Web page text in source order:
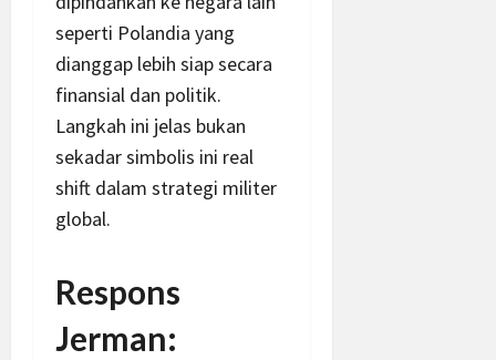
seperti Polandia yang
dianggap lebih siap secara
finansial dan politik.
Langkah ini jelas bukan
sekadar simbolis ini real
shift dalam strategi militer
global.
Respons
Jerman: